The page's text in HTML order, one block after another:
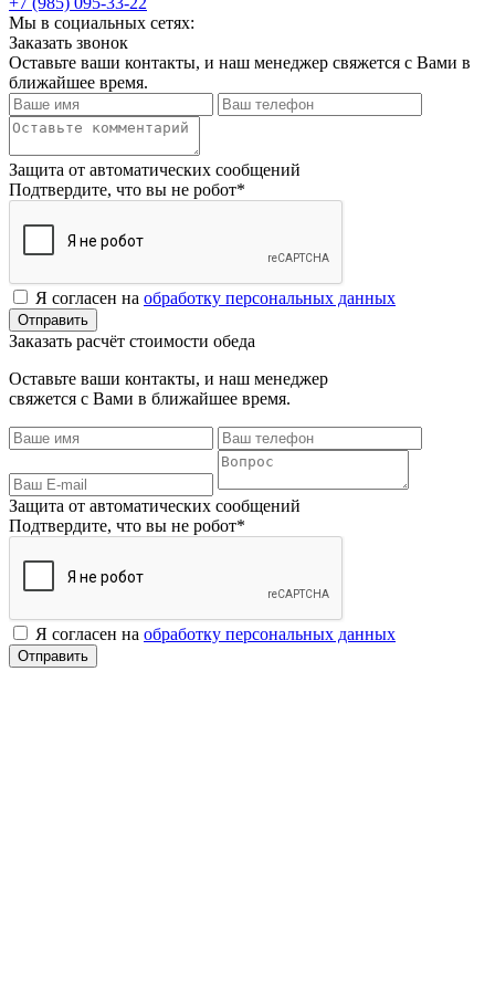
Мы в социальных сетях:
Заказать звонок
Оставьте ваши контакты, и наш менеджер свяжется с Вами в
ближайшее время.
Защита от автоматических сообщений
Подтвердите, что вы не робот*
Я согласен на обработку персональных данных
Заказать расчёт стоимости обеда
Оставьте ваши контакты, и наш менеджер
свяжется с Вами в ближайшее время.
Защита от автоматических сообщений
Подтвердите, что вы не робот*
Я согласен на обработку персональных данных